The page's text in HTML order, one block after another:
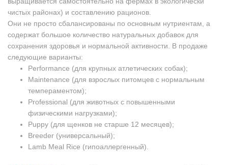
чистых районах) и составлению рационов.
Они не просто сбалансированы по основным нутриентам, а
содержат большое количество натуральных добавок для
сохранения здоровья и нормальной активности. В продаже
следующие варианты:
Performance (для крупных атлетических собак);
Maintenance (для взрослых питомцев с нормальным
темпераментом);
Professional (для животных с повышенными
физическими нагрузками);
Puppy (для щенков не старше 12 месяцев);
Breeder (универсальный);
Lamb Meal Rice (гипоаллергенный).